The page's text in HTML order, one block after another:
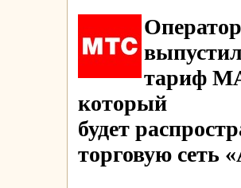
тариф
который
будет
торговую сеть